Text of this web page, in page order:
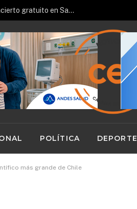
Pianista español José Luis Nieto ofrecerá concierto gratuito en San Pedro de Atacama
POLÍTICA DEPORTE
más grande de Chile